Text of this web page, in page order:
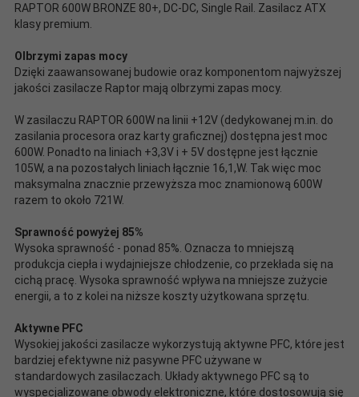
RAPTOR 600W BRONZE 80+, DC-DC, Single Rail. Zasilacz ATX
klasy premium.
Olbrzymi zapas mocy
Dzięki zaawansowanej budowie oraz komponentom najwyższej
jakości zasilacze Raptor mają olbrzymi zapas mocy.
W zasilaczu RAPTOR 600W na linii +12V (dedykowanej m.in. do
zasilania procesora oraz karty graficznej) dostępna jest moc
600W. Ponadto na liniach +3,3V i + 5V dostępne jest łącznie
105W, a na pozostałych liniach łącznie 16,1,W. Tak więc moc
maksymalna znacznie przewyższa moc znamionową 600W
razem to około 721W.
Sprawność powyżej 85%
Wysoka sprawność - ponad 85%. Oznacza to mniejszą
produkcja ciepła i wydajniejsze chłodzenie, co przekłada się na
cichą pracę. Wysoka sprawność wpływa na mniejsze zużycie
energii, a to z kolei na niższe koszty użytkowana sprzętu.
Aktywne PFC
Wysokiej jakości zasilacze wykorzystują aktywne PFC, które jest
bardziej efektywne niż pasywne PFC używane w
standardowych zasilaczach. Układy aktywnego PFC są to
wyspecjalizowane obwody elektroniczne, które dostosowują się